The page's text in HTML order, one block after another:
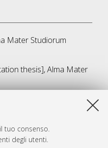
tuo consenso.
degli utenti.
Mater Studiorum
thesis], Alma Mater
5 20:34:44 2026 CEST.